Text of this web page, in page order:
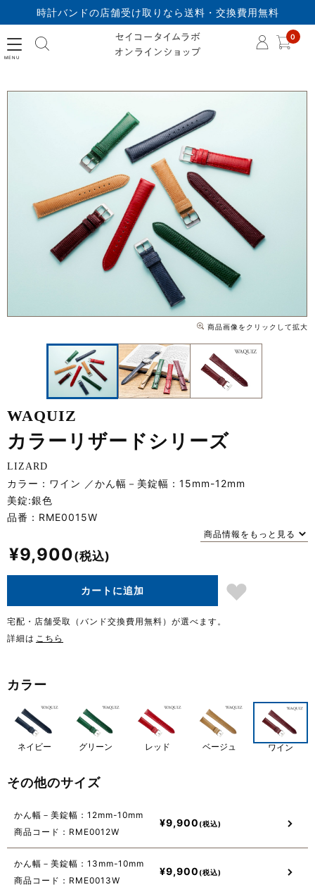
時計バンドの店舗受け取りなら送料・交換費用無料
セイコータイムラボオ
0
商品画像をクリックして拡大
WAQUIZ
カラーリザードシリーズ
LIZARD
カラー：ワイン
かん幅－美錠幅：15mm-12mm
美錠:銀色
品番： RME0015W
商品情報をもっと見る
¥9,900
カートに追加
宅配・店舗受取（バンド交換費用無料）が選べます。
詳細は こちら
カラー
ネイビー グリーン レッド ベージュ ワイン
その他のサイズ
かん幅－美錠幅：12mm-10mm
商品コード：RME0012W
¥9,900
かん幅－美錠幅：13mm-10mm
商品コード：RME0013W
¥9,900